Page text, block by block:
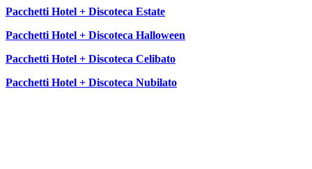
Pacchetti Hotel + Discoteca Estate
Pacchetti Hotel + Discoteca Halloween
Pacchetti Hotel + Discoteca Celibato
Pacchetti Hotel + Discoteca Nubilato